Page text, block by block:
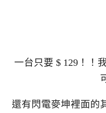
一台只要 $ 129！！
還有閃電麥坤裡面的